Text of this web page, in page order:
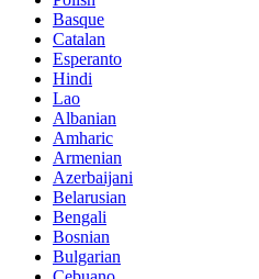
Basque
Catalan
Esperanto
Hindi
Lao
Albanian
Amharic
Armenian
Azerbaijani
Belarusian
Bengali
Bosnian
Bulgarian